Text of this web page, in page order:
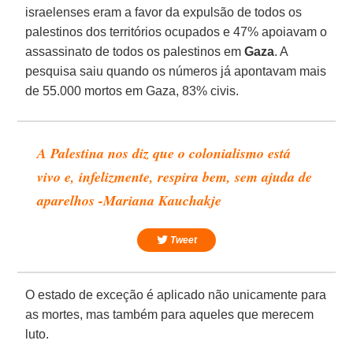
israelenses eram a favor da expulsão de todos os
palestinos dos territórios ocupados e 47% apoiavam o
assassinato de todos os palestinos emGaza. A
pesquisa saiu quando os números já apontavam mais
de 55.000 mortos em Gaza, 83% civis.
A Palestina nos diz que o colonialismo está
vivo e, infelizmente, respira bem, sem ajuda de
aparelhos -Mariana Kauchakje
Tweet
O estado de exceção é aplicado não unicamente para
as mortes, mas também para aqueles que merecem
luto.